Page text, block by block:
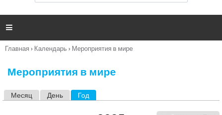
п
и

Вы
Главная › Календарь › Мероприятия в мире
Мероприятия в мире
Месяц День Год